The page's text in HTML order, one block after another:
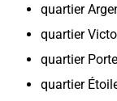
quartier
quartier
quartier
quartier